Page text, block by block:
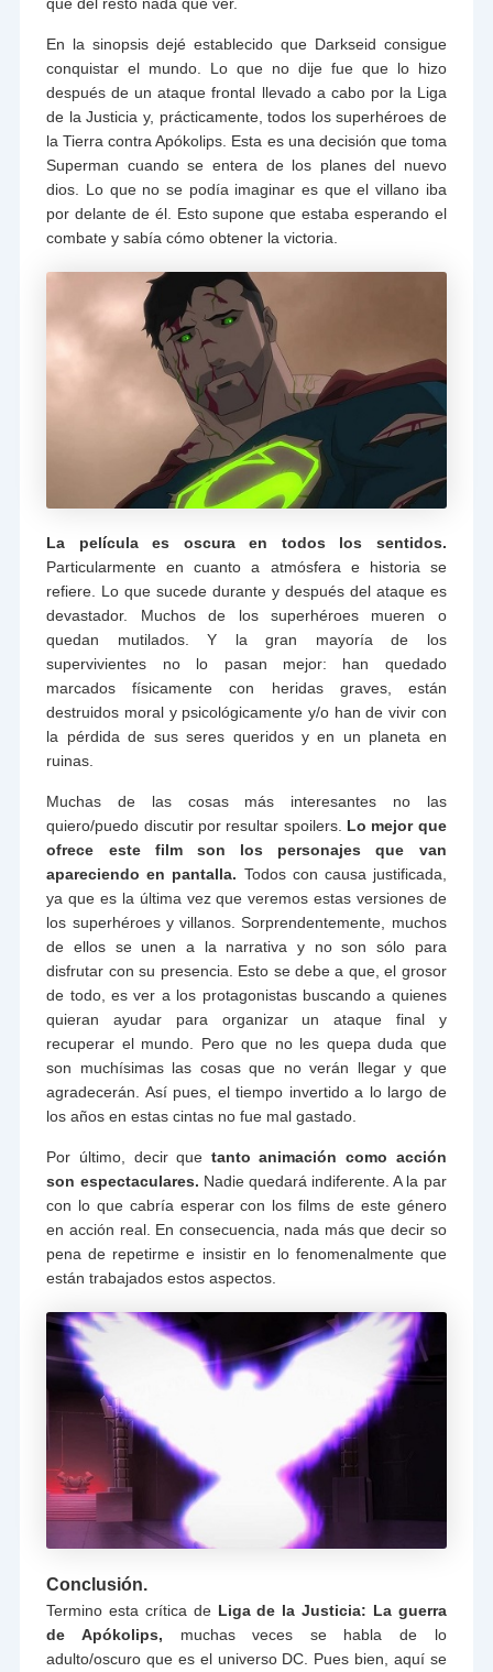
que del resto nada que ver.
En la sinopsis dejé establecido que Darkseid consigue
conquistar el mundo. Lo que no dije fue que lo hizo
después de un ataque frontal llevado a cabo por la Liga
de la Justicia y, prácticamente, todos los superhéroes de
la Tierra contra Apókolips. Esta es una decisión que toma
Superman cuando se entera de los planes del nuevo
dios. Lo que no se podía imaginar es que el villano iba
por delante de él. Esto supone que estaba esperando el
combate y sabía cómo obtener la victoria.
La película es oscura en todos los sentidos.
Particularmente en cuanto a atmósfera e historia se
refiere. Lo que sucede durante y después del ataque es
devastador. Muchos de los superhéroes mueren o
quedan mutilados. Y la gran mayoría de los
supervivientes no lo pasan mejor: han quedado
marcados físicamente con heridas graves, están
destruidos moral y psicológicamente y/o han de vivir con
la pérdida de sus seres queridos y en un planeta en
ruinas.
Muchas de las cosas más interesantes no las
quiero/puedo discutir por resultar spoilers. Lo mejor que
ofrece este film son los personajes que van
apareciendo en pantalla. Todos con causa justificada,
ya que es la última vez que veremos estas versiones de
los superhéroes y villanos. Sorprendentemente, muchos
de ellos se unen a la narrativa y no son sólo para
disfrutar con su presencia. Esto se debe a que, el grosor
de todo, es ver a los protagonistas buscando a quienes
quieran ayudar para organizar un ataque final y
recuperar el mundo. Pero que no les quepa duda que
son muchísimas las cosas que no verán llegar y que
agradecerán. Así pues, el tiempo invertido a lo largo de
los años en estas cintas no fue mal gastado.
Por último, decir que tanto animación como acción
son espectaculares. Nadie quedará indiferente. A la par
con lo que cabría esperar con los films de este género
en acción real. En consecuencia, nada más que decir so
pena de repetirme e insistir en lo fenomenalmente que
están trabajados estos aspectos.
Conclusión.
Termino esta crítica de Liga de la Justicia: La guerra
de Apókolips, muchas veces se habla de lo
adulto/oscuro que es el universo DC. Pues bien, aquí se